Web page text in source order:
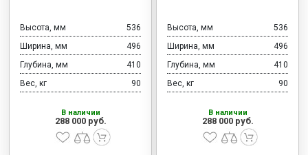
Высота, мм
536
Ширина, мм
496
Глубина, мм
410
Вес, кг
90
В наличии
288 000 руб.
Высота, мм
536
Ширина, мм
496
Глубина, мм
410
Вес, кг
90
В наличии
288 000 руб.